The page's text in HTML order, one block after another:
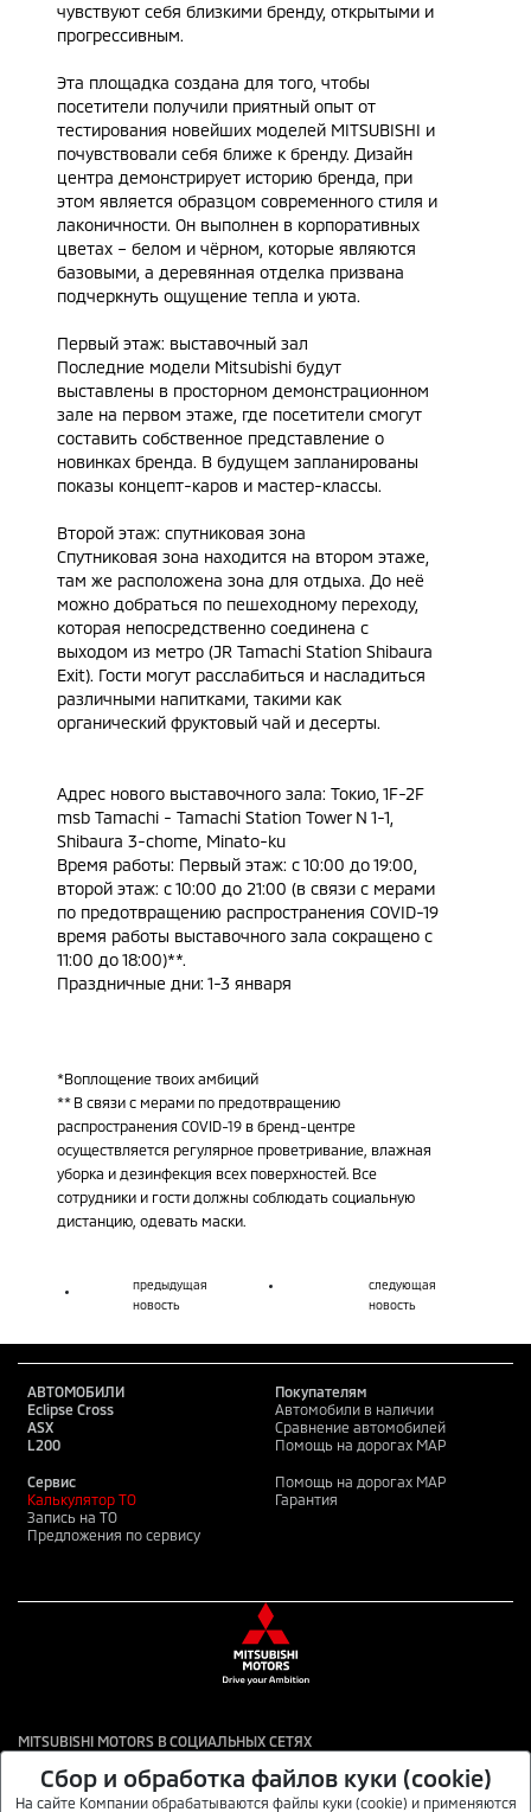
чувствуют себя близкими бренду, открытыми и
прогрессивным.
Эта площадка создана для того, чтобы
посетители получили приятный опыт от
тестирования новейших моделей MITSUBISHI и
почувствовали себя ближе к бренду. Дизайн
центра демонстрирует историю бренда, при
этом является образцом современного стиля и
лаконичности. Он выполнен в корпоративных
цветах – белом и чёрном, которые являются
базовыми, а деревянная отделка призвана
подчеркнуть ощущение тепла и уюта.
Первый этаж: выставочный зал
Последние модели Mitsubishi будут
выставлены в просторном демонстрационном
зале на первом этаже, где посетители смогут
составить собственное представление о
новинках бренда. В будущем запланированы
показы концепт-каров и мастер-классы.
Второй этаж: спутниковая зона
Спутниковая зона находится на втором этаже,
там же расположена зона для отдыха. До неё
можно добраться по пешеходному переходу,
которая непосредственно соединена с
выходом из метро (JR Tamachi Station Shibaura
Exit). Гости могут расслабиться и насладиться
различными напитками, такими как
органический фруктовый чай и десерты.
Адрес нового выставочного зала: Токио, 1F-2F
msb Tamachi - Tamachi Station Tower N 1-1,
Shibaura 3-chome, Minato-ku
Время работы: Первый этаж: с 10:00 до 19:00,
второй этаж: с 10:00 до 21:00 (в связи с мерами
по предотвращению распространения COVID-19
время работы выставочного зала сокращено с
11:00 до 18:00)**.
Праздничные дни: 1-3 января
*Воплощение твоих амбиций
** В связи с мерами по предотвращению
распространения COVID-19 в бренд-центре
осуществляется регулярное проветривание, влажная
уборка и дезинфекция всех поверхностей. Все
сотрудники и гости должны соблюдать социальную
дистанцию, одевать маски.
предыдущая
новость
следующая
новость
АВТОМОБИЛИ
Eclipse Cross
ASX
L200
Покупателям
Автомобили в наличии
Сравнение автомобилей
Помощь на дорогах MAP
Сервис
Калькулятор ТО
Запись на ТО
Предложения по сервису
Помощь на дорогах MAP
Гарантия
MITSUBISHI MOTORS В СОЦИАЛЬНЫХ СЕТЯХ
Сбор и обработка файлов куки (cookie)
На сайте Компании обрабатываются файлы куки (cookie) и применяются